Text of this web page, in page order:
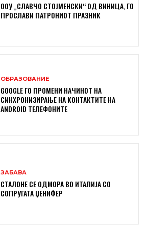
ООУ „СЛАВЧО СТОЈМЕНСКИ“ ОД ВИНИЦА, ГО
ПРОСЛАВИ ПАТРОНИОТ ПРАЗНИК
ОБРАЗОВАНИЕ
GOOGLE ГО ПРОМЕНИ НАЧИНОТ НА
СИНХРОНИЗИРАЊЕ НА КОНТАКТИТЕ НА
ANDROID ТЕЛЕФОНИТЕ
ЗАБАВА
СТАЛОНЕ СЕ ОДМОРА ВО ИТАЛИЈА СО
СОПРУГАТА ЏЕНИФЕР